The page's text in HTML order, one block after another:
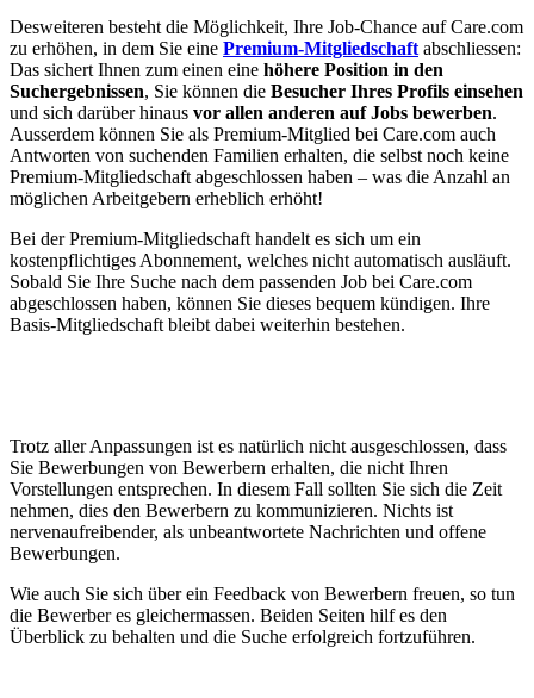
Desweiteren besteht die Möglichkeit, Ihre Job-Chance auf Care.com
zu erhöhen, in dem Sie eine Premium-Mitgliedschaft abschliessen:
Das sichert Ihnen zum einen eine höhere Position in den
Suchergebnissen, Sie können die Besucher Ihres Profils einsehen
und sich darüber hinaus vor allen anderen auf Jobs bewerben.
Ausserdem können Sie als Premium-Mitglied bei Care.com auch
Antworten von suchenden Familien erhalten, die selbst noch keine
Premium-Mitgliedschaft abgeschlossen haben – was die Anzahl an
möglichen Arbeitgebern erheblich erhöht!
Bei der Premium-Mitgliedschaft handelt es sich um ein
kostenpflichtiges Abonnement, welches nicht automatisch ausläuft.
Sobald Sie Ihre Suche nach dem passenden Job bei Care.com
abgeschlossen haben, können Sie dieses bequem kündigen. Ihre
Basis-Mitgliedschaft bleibt dabei weiterhin bestehen.
Trotz aller Anpassungen ist es natürlich nicht ausgeschlossen, dass
Sie Bewerbungen von Bewerbern erhalten, die nicht Ihren
Vorstellungen entsprechen. In diesem Fall sollten Sie sich die Zeit
nehmen, dies den Bewerbern zu kommunizieren. Nichts ist
nervenaufreibender, als unbeantwortete Nachrichten und offene
Bewerbungen.
Wie auch Sie sich über ein Feedback von Bewerbern freuen, so tun
die Bewerber es gleichermassen. Beiden Seiten hilf es den
Überblick zu behalten und die Suche erfolgreich fortzuführen.